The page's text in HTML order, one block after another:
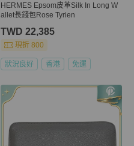
HERMES Epsom皮革Silk In Long W
allet長錢包Rose Tyrien
TWD 22,385
現折 800
狀況良好 香港 免運